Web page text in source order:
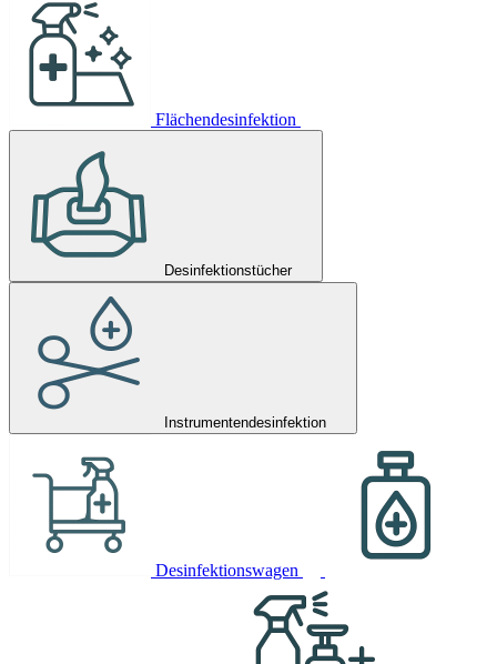
Flächendesinfektion
Desinfektionstücher
Instrumentendesinfektion
Desinfektionswagen